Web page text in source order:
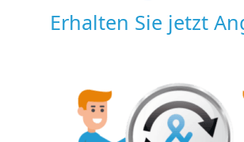
Erhalten Sie jetzt